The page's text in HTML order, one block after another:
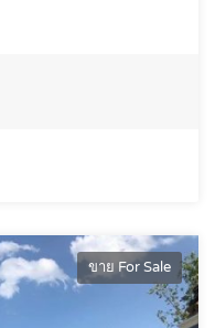
ขาย For Sale